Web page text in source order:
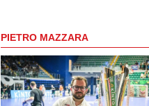
PIETRO MAZZARA